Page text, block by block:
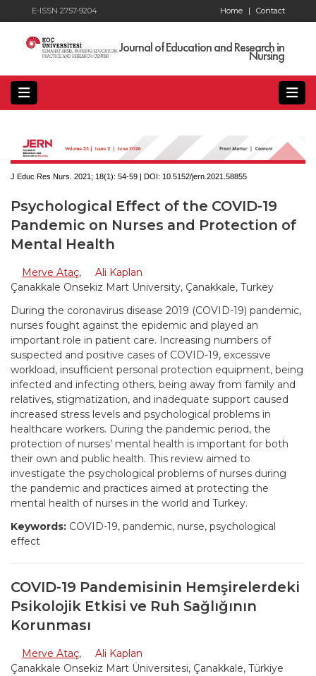
E-ISSN 2757-9204 Contact
Home |
Journal of Education and Research in
Nursing
J Educ Res Nurs. 2021; 18(1): 54-59 | DOI: 10.5152/jern.2021.58855
Psychological Effect of the COVID-19
Pandemic on Nurses and Protection of
Mental Health
Merve Ataç,
Ali Kaplan
Çanakkale Onsekiz Mart University, Çanakkale, Turkey
During the coronavirus disease 2019 (COVID-19) pandemic,
nurses fought against the epidemic and played an
important role in patient care. Increasing numbers of
suspected and positive cases of COVID-19, excessive
workload, insufficient personal protection equipment, being
infected and infecting others, being away from family and
relatives, stigmatization, and inadequate support caused
increased stress levels and psychological problems in
healthcare workers. During the pandemic period, the
protection of nurses’ mental health is important for both
their own and public health. This review aimed to
investigate the psychological problems of nurses during
the pandemic and practices aimed at protecting the
mental health of nurses in the world and Turkey.
Keywords: COVID-19, pandemic, nurse, psychological
effect
COVID-19 Pandemisinin Hemşirelerdeki
Psikolojik Etkisi ve Ruh Sağlığının
Korunması
Merve Ataç,
Ali Kaplan
Çanakkale Onsekiz Mart Üniversitesi, Çanakkale, Türkiye